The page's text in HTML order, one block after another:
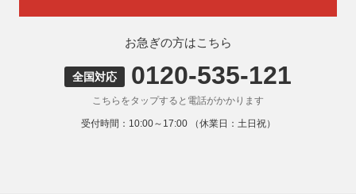
弊社ウェブサイトでは、利用者が当ウェブサイトを閲覧した
状況の分析のためにCookieを利用していますが、Cookieによ
る個人情報の取得はしていません。
9. 外国にある第三者への提供
お客様の個人情報を下記海外の個人情報取扱事業者へ提供す
る場合があります。
提供先の所在国の名称：アメリカ（Google LLC）
当該外国における個人情報の保護に関する制度：APECの
お急ぎの方はこちら
全国対応 0120-535-121
こちらをタップすると電話がかかります
受付時間：10:00～17:00 （休業日：土日祝）